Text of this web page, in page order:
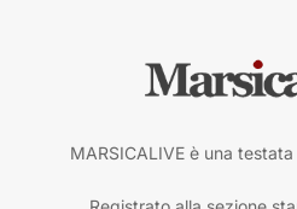
MARSICALIVE è una